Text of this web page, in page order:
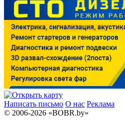
Написать письмо О нас Реклама
© 2006-2026 «BOBR.by»